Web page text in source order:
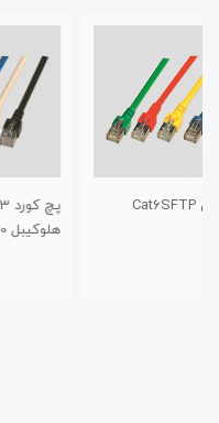
پچ کورد 3 متری Cat6SFTP